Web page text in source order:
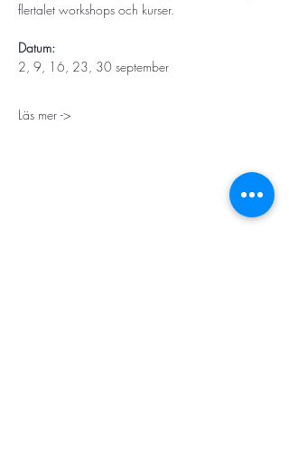
flertalet workshops och kurser.
Datum:
2, 9, 16, 23, 30 september
Läs mer ->